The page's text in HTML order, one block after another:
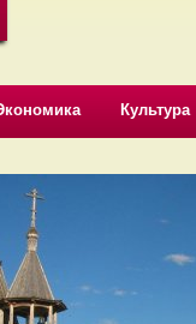
Культура